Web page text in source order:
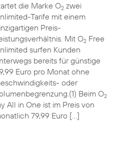
die Marke O2zwei
Tarife mit einem
Preis-
Mit O2Free
surfen Kunden
bereits für günstige
Euro pro Monat ohne
oder
Beim O2
All in One ist im Preis von
79,99 Euro […]